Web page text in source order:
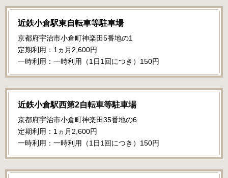
近鉄小倉駅東自転車等駐車場
京都府宇治市小倉町神楽田5番地の1
定期利用：1ヵ月2,600円
一時利用：一時利用（1日1回につき）150円
近鉄小倉駅西第2自転車等駐車場
京都府宇治市小倉町神楽田35番地の6
定期利用：1ヵ月2,600円
一時利用：一時利用（1日1回につき）150円